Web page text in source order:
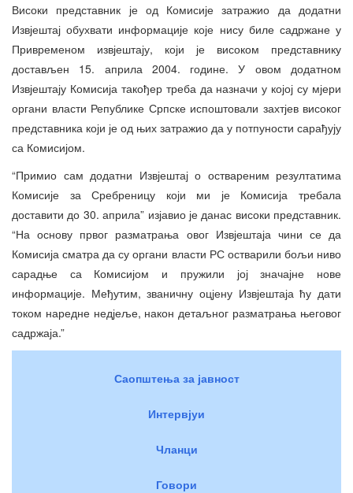
Високи представник је од Комисије затражио да додатни
Извјештај обухвати информације које нису биле садржане у
Привременом извјештају, који је високом представнику
достављен 15. априла 2004. године. У овом додатном
Извјештају Комисија такођер треба да назначи у којој су мјери
органи власти Републике Српске испоштовали захтјев високог
представника који је од њих затражио да у потпуности сарађују
са Комисијом.
“Примио сам додатни Извјештај о оствареним резултатима
Комисије за Сребреницу који ми је Комисија требала
доставити до 30. априла” изјавио је данас високи представник.
“На основу првог разматрања овог Извјештаја чини се да
Комисија сматра да су органи власти РС остварили бољи ниво
сарадње са Комисијом и пружили јој значајне нове
информације. Међутим, званичну оцјену Извјештаја ћу дати
током наредне недјеље, након детаљног разматрања његовог
садржаја.”
Саопштења за јавност
Интервјуи
Чланци
Говори